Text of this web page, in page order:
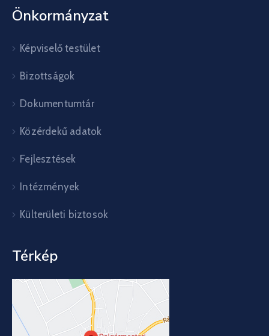
Önkormányzat
Képviselő testület
Bizottságok
Dokumentumtár
Közérdekű adatok
Fejlesztések
Intézmények
Külterületi biztosok
Térkép